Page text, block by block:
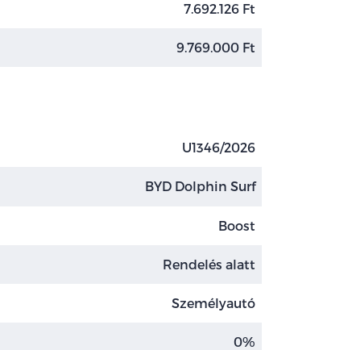
7.692.126 Ft
9.769.000 Ft
U1346/2026
BYD Dolphin Surf
Boost
Rendelés alatt
Személyautó
0%